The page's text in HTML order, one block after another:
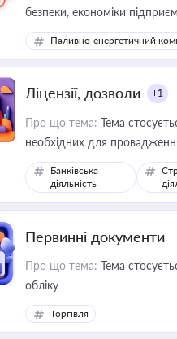
безпеки, економіки
Паливно-енергетичний
Ліцензії, дозволи +1
Про що тема: Тема
необхідних для
Банківська
діяльність
Первинні документи
Про що тема: Тема
обліку
Торгівля